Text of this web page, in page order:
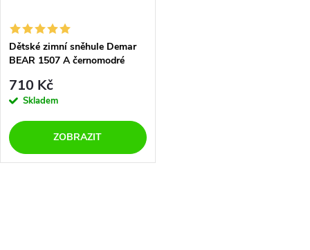
Dětské zimní sněhule Demar
BEAR 1507 A černomodré
710 Kč
Skladem
ZOBRAZIT